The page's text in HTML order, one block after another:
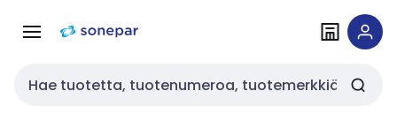
navigointiinsisältöön
Haku